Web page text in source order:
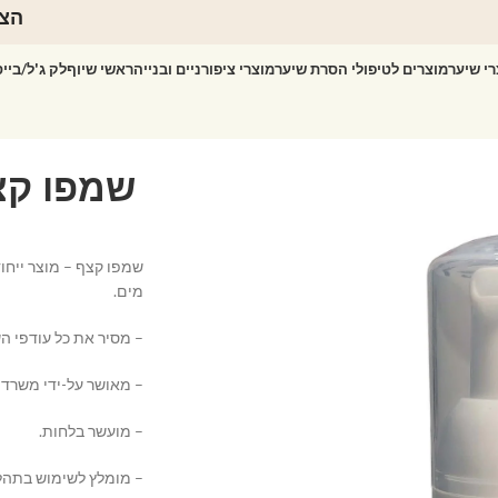
שיערמוצרים לטיפולי הסרת שיערמוצרי ציפורניים ובנייהראשי שיוףלק ג'ל/
מים.
– מסיר את כל עודפי
– מאושר על-ידי משרד
– מועשר בלחות.
– מומלץ לשימוש